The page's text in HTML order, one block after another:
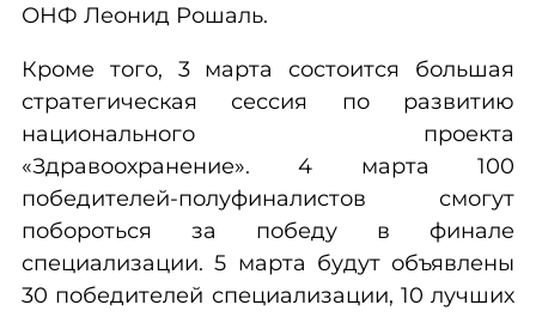
ОНФ Леонид Рошаль.
Кроме того, 3 марта состоится большая
стратегическая сессия по развитию
национального проекта
«Здравоохранение». 4 марта 100
победителей-полуфиналистов смогут
побороться за победу в финале
специализации. 5 марта будут объявлены
30 победителей специализации, 10 лучших